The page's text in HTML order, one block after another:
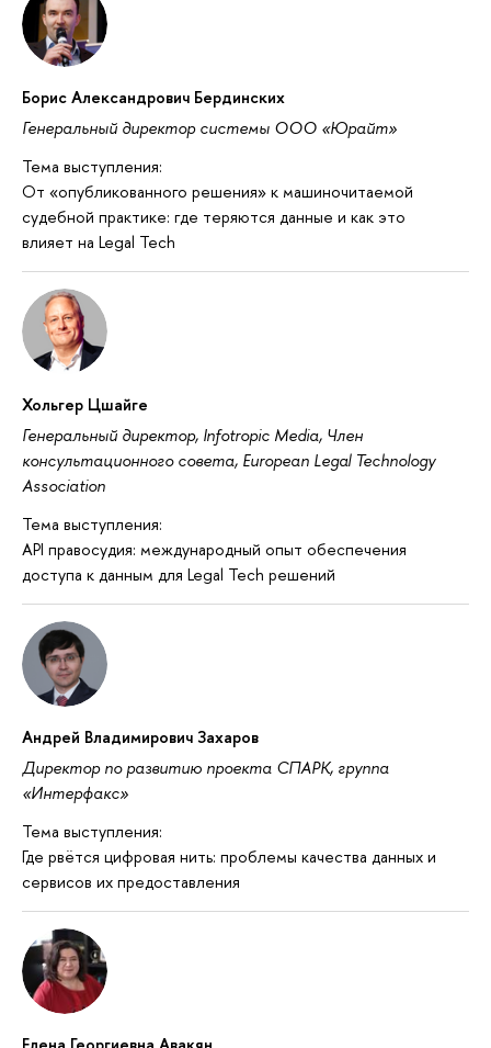
Борис Александрович Бердинских
Генеральный директор системы ООО «Юрайт»
Тема выступления:
От «опубликованного решения» к машиночитаемой
судебной практике: где теряются данные и как это
влияет на Legal Tech
Хольгер Цшайге
Генеральный директор, Infotropic Media, Член
консультационного совета, European Legal Technology
Association
Тема выступления:
API правосудия: международный опыт обеспечения
доступа к данным для Legal Tech решений
Андрей Владимирович Захаров
Директор по развитию проекта СПАРК, группа
«Интерфакс»
Тема выступления:
Где рвётся цифровая нить: проблемы качества данных и
сервисов их предоставления